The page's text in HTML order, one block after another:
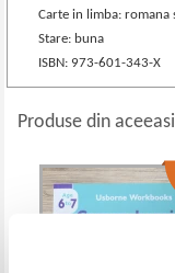
Carte in limba: romana
Stare: buna
ISBN: 973-601-343-X
Produse din